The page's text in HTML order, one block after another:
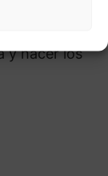
pareja
y hacer los